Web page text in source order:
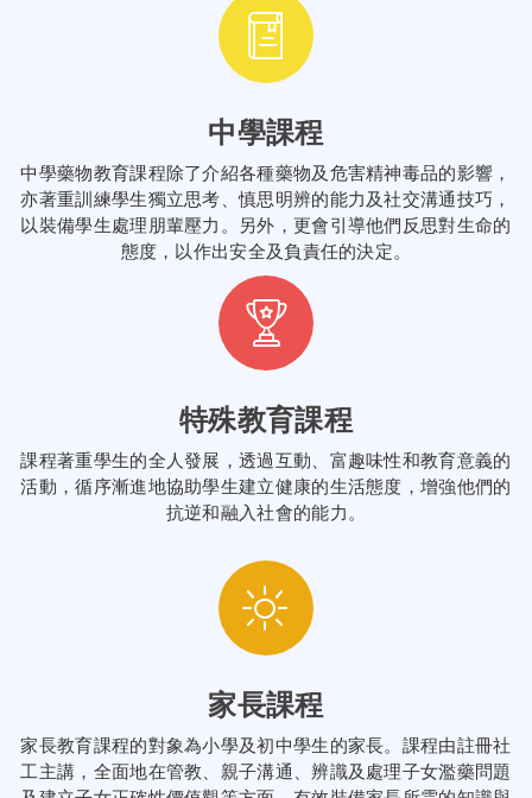
中學課程
中學藥物教育課程除了介紹各種藥物及危害精神毒品的影響，
亦著重訓練學生獨立思考、慎思明辨的能力及社交溝通技巧，
以裝備學生處理朋輩壓力。另外，更會引導他們反思對生命的
態度，以作出安全及負責任的決定。
特殊教育課程
課程著重學生的全人發展，透過互動、富趣味性和教育意義的
活動，循序漸進地協助學生建立健康的生活態度，增強他們的
抗逆和融入社會的能力。
家長課程
家長教育課程的對象為小學及初中學生的家長。課程由註冊社
工主講，全面地在管教、親子溝通、辨識及處理子女濫藥問題